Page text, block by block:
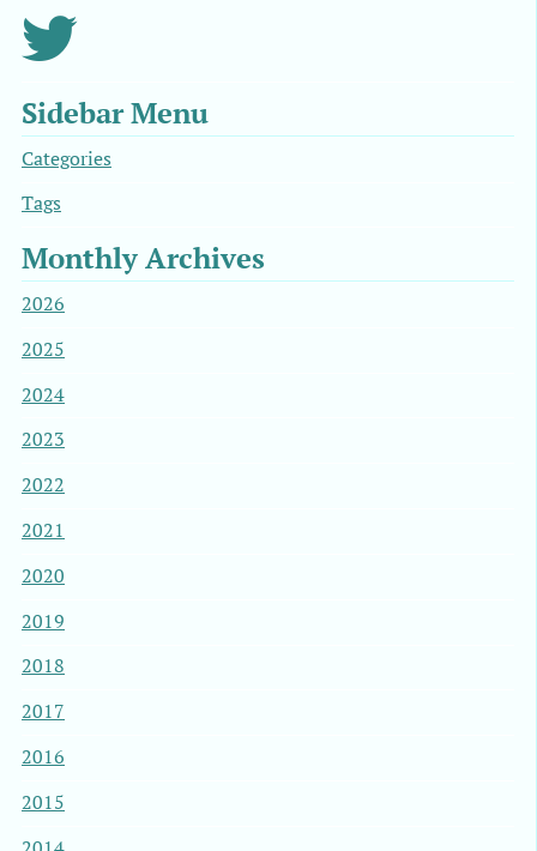
Sidebar Menu
Categories
Tags
Monthly Archives
2026
2025
2024
2023
2022
2021
2020
2019
2018
2017
2016
2015